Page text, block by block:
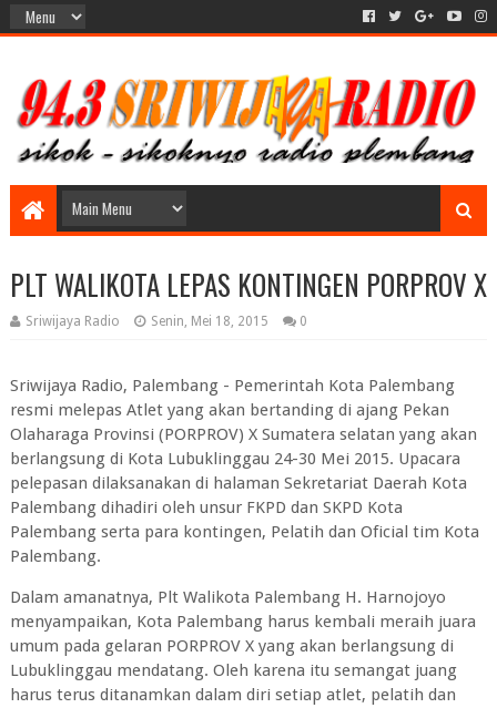
PLT WALIKOTA LEPAS KONTINGEN PORPROV X
Sriwijaya Radio Senin, Mei 18, 2015 0
Sriwijaya Radio, Palembang - Pemerintah Kota Palembang
resmi melepas Atlet yang akan bertanding di ajang Pekan
Olaharaga Provinsi (PORPROV) X Sumatera selatan yang akan
berlangsung di Kota Lubuklinggau 24-30 Mei 2015. Upacara
pelepasan dilaksanakan di halaman Sekretariat Daerah Kota
Palembang dihadiri oleh unsur FKPD dan SKPD Kota
Palembang serta para kontingen, Pelatih dan Oficial tim Kota
Palembang.
Dalam amanatnya, Plt Walikota Palembang H. Harnojoyo
menyampaikan, Kota Palembang harus kembali meraih juara
umum pada gelaran PORPROV X yang akan berlangsung di
Lubuklinggau mendatang. Oleh karena itu semangat juang
harus terus ditanamkan dalam diri setiap atlet, pelatih dan